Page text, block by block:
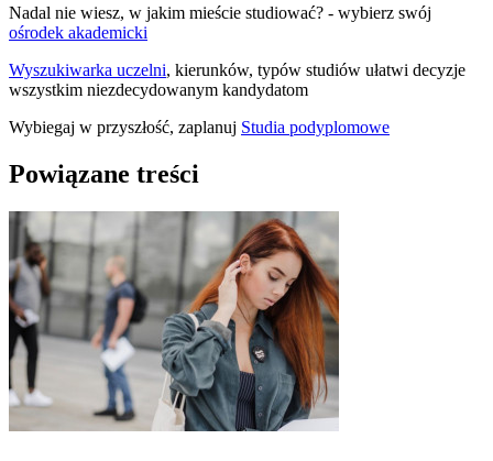
Nadal nie wiesz, w jakim mieście studiować? - wybierz swój
ośrodek akademicki
Wyszukiwarka uczelni, kierunków, typów studiów ułatwi decyzje
wszystkim niezdecydowanym kandydatom
Wybiegaj w przyszłość, zaplanuj Studia podyplomowe
Powiązane treści